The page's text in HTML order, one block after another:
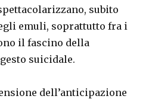
subito
emuli, soprattutto fra i
il fascino della
suicidale.
dell’anticipazione